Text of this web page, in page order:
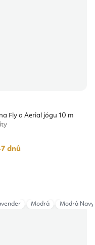
Fly a Aerial jógu 10 m
dnů
Modrá Modrá Navy